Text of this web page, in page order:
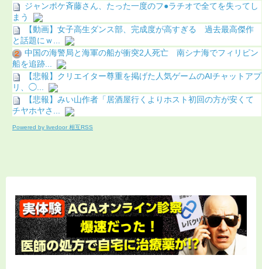
ジャンポケ斉藤さん、たった一度のフ●ラチオで全てを失ってし
まう
【動画】女子高生ダンス部、完成度が高すぎる 過去最高傑作
と話題にｗ...
中国の海警局と海軍の船が衝突2人死亡 南シナ海でフィリピン
船を追跡...
【悲報】クリエイター尊重を掲げた人気ゲームのAIチャットアプ
リ、◯...
【悲報】みい山作者「居酒屋行くよりホスト初回の方が安くて
チヤホヤさ...
Powered by livedoor 相互RSS